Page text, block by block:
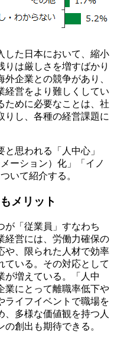
した日本において、縮小
は厳しさを増すばかり
企業との競争があり、
経営をより難しくしてい
ために必要なことは、社
りし、各種の経営課題に
思われる「人中心」
ーション）化」「イノ
いて紹介する。
メリット
が「従業員」すなわち
経営には、労働力確保の
や、限られた人材で効率
ている。その対応として
が増えている。「人中
業にとって離職率低下や
ライフイベントで職場を
多様な価値観を持つ人
創出も期待できる。